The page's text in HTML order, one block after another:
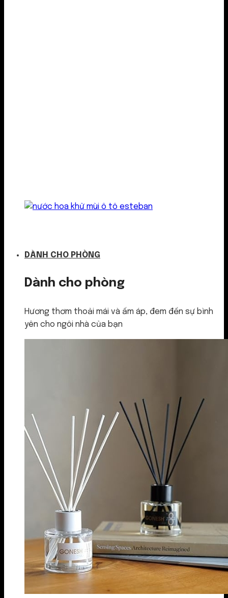
DÀNH CHO PHÒNG
Dành cho phòng
Hương thơm thoải mái và ấm áp, đem đến sự bình
yên cho ngôi nhà của bạn